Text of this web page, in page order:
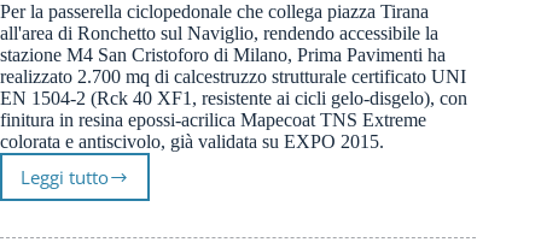
Per la passerella ciclopedonale che collega piazza Tirana
all'area di Ronchetto sul Naviglio, rendendo accessibile la
stazione M4 San Cristoforo di Milano, Prima Pavimenti ha
realizzato 2.700 mq di calcestruzzo strutturale certificato UNI
EN 1504-2 (Rck 40 XF1, resistente ai cicli gelo-disgelo), con
finitura in resina epossi-acrilica Mapecoat TNS Extreme
colorata e antiscivolo, già validata su EXPO 2015.
Leggi tutto
Milano:
San